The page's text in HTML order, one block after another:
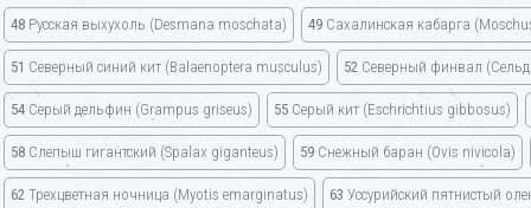
48 Русская выхухоль (Desmana moschata) 49 Сахалинская кабарга
51 Северный синий кит (Balaenoptera musculus) 52 Северный финвал
54 Серый дельфин (Grampus griseus) 55 Серый кит (Eschrichtius gibbosus)
58 Слепыш гигантский (Spalax giganteus) 59 Снежный баран (Ovis nivicola)
62 Трехцветная ночница (Myotis emarginatus) 63 Уссурийский пятнистый